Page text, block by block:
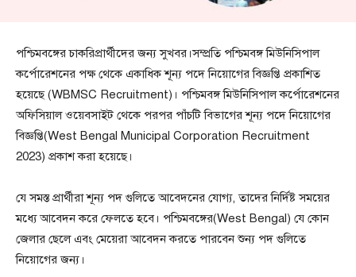
পশ্চিমবঙ্গের চাকরিপ্রার্থীদের জন্য সুখবর।সম্প্রতি পশ্চিমবঙ্গ মিউনিসিপাল
কর্পোরেশনের পক্ষ থেকে একাধিক শূন্য পদে নিয়োগের বিজ্ঞপ্তি প্রকাশিত
হয়েছে (WBMSC Recruitment)। পশ্চিমবঙ্গ মিউনিসিপাল কর্পোরেশনের
অফিসিয়াল ওয়েবসাইট থেকে পরপর পাঁচটি বিভাগের শূন্য পদে নিয়োগের
বিজ্ঞপ্তি(West Bengal Municipal Corporation Recruitment
2023) প্রকাশ করা হয়েছে।
যে সমস্ত প্রার্থীরা শূন্য পদ গুলিতে আবেদনের যোগ্য, তাদের নির্দিষ্ট সময়ের
মধ্যে আবেদন করে ফেলতে হবে। পশ্চিমবঙ্গের(West Bengal) যে কোন
জেলার ছেলে এবং মেয়েরা আবেদন করতে পারবেন শুন্য পদ গুলিতে
নিয়োগের জন্য।